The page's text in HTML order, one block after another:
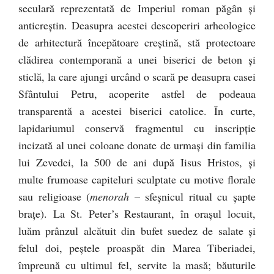
seculară reprezentată de Imperiul roman păgân şi
anticreştin. Deasupra acestei descoperiri arheologice
de arhitectură începătoare creştină, stă protectoare
clădirea contemporană a unei biserici de beton şi
sticlă, la care ajungi urcând o scară pe deasupra casei
Sfântului Petru, acoperite astfel de podeaua
transparentă a acestei biserici catolice. În curte,
lapidariumul conservă fragmentul cu inscripţie
incizată al unei coloane donate de urmaşi din familia
lui Zevedei, la 500 de ani după Iisus Hristos, şi
multe frumoase capiteluri sculptate cu motive florale
sau religioase (menorah – sfeşnicul ritual cu şapte
braţe). La St. Peter’s Restaurant, în oraşul locuit,
luăm prânzul alcătuit din bufet suedez de salate şi
felul doi, peştele proaspăt din Marea Tiberiadei,
împreună cu ultimul fel, servite la masă; băuturile